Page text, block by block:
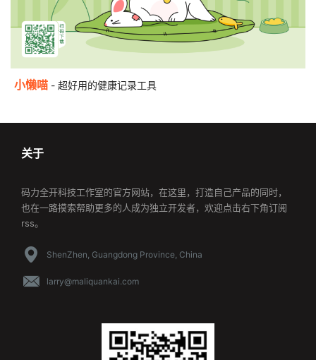
小懒喵 - 超好用的健康记录工具
关于
码力全开科技工作室的官方网站，在这里，打造自己产品的同时，
也在一路摸索帮助更多的人成为独立开发者，欢迎点击右下角订阅
rss。
ShenZhen, Guangdong Province, China
larry@maliquankai.com